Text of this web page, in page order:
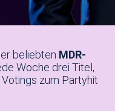
beliebten MDR-
Woche drei Titel,
zum Partyhit